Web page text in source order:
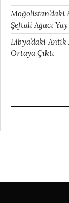
Moğolistan’daki
Şeftali Ağacı
Libya’daki
Ortaya Çıktı